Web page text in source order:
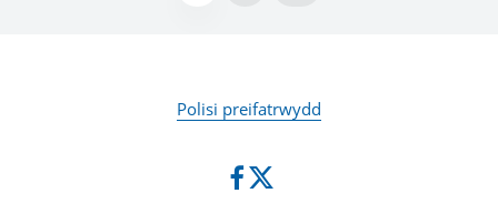
Polisi preifatrwydd